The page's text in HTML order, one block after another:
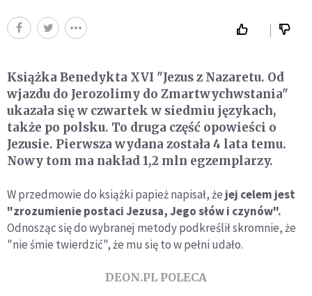
Książka Benedykta XVI "Jezus z Nazaretu. Od
wjazdu do Jerozolimy do Zmartwychwstania"
ukazała się w czwartek w siedmiu językach,
także po polsku. To druga część opowieści o
Jezusie. Pierwsza wydana została 4 lata temu.
Nowy tom ma nakład 1,2 mln egzemplarzy.
W przedmowie do książki papież napisał, że jej celem jest
"zrozumienie postaci Jezusa, Jego słów i czynów".
Odnosząc się do wybranej metody podkreślił skromnie, że
"nie śmie twierdzić", że mu się to w pełni udało.
DEON.PL POLECA